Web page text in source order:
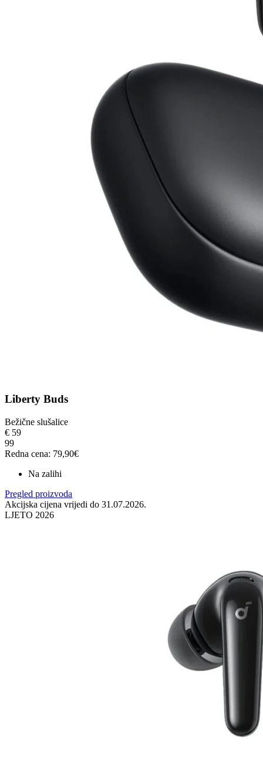
Liberty Buds
Bežične slušalice
€ 59
99
Redna cena: 79,90€
Na zalihi
Pregled proizvoda
Akcijska cijena vrijedi do 31.07.2026.
LJETO 2026